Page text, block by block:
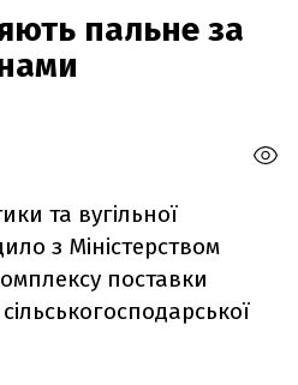
пальне за
та вугільної
з Міністерством
поставки